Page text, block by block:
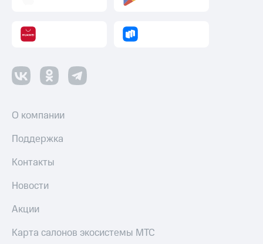
О компании
Поддержка
Контакты
Новости
Акции
Карта салонов экосистемы МТС